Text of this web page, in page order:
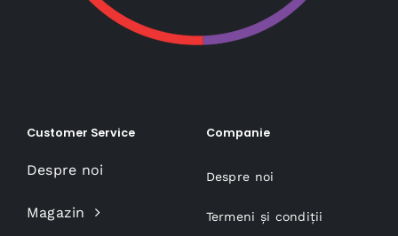
Customer Service
Despre noi
Magazin
Companie
Despre noi
Termeni și condiții